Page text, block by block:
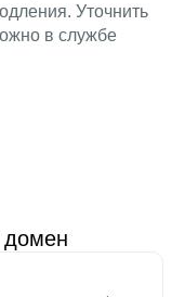
Уточнить
в службе
домен